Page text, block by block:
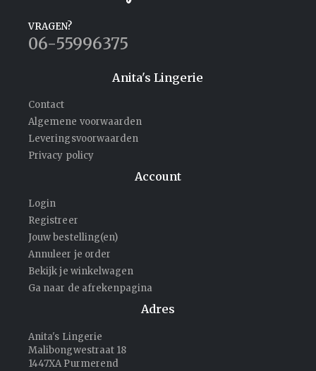
VRAGEN?
06-55996375
Anita's Lingerie
Contact
Algemene voorwaarden
Leveringsvoorwaarden
Privacy policy
Account
Login
Registreer
Jouw bestelling(en)
Annuleer je order
Bekijk je winkelwagen
Ga naar de afrekenpagina
Adres
Anita's Lingerie
Malibongwestraat 18
1447XA Purmerend